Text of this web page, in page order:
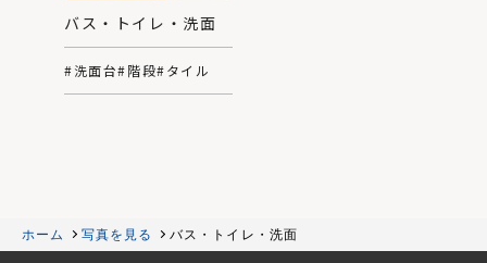
バス・トイレ・洗面
#洗面台#階段#タイル
ホーム 写真を見る バス・トイレ・洗面